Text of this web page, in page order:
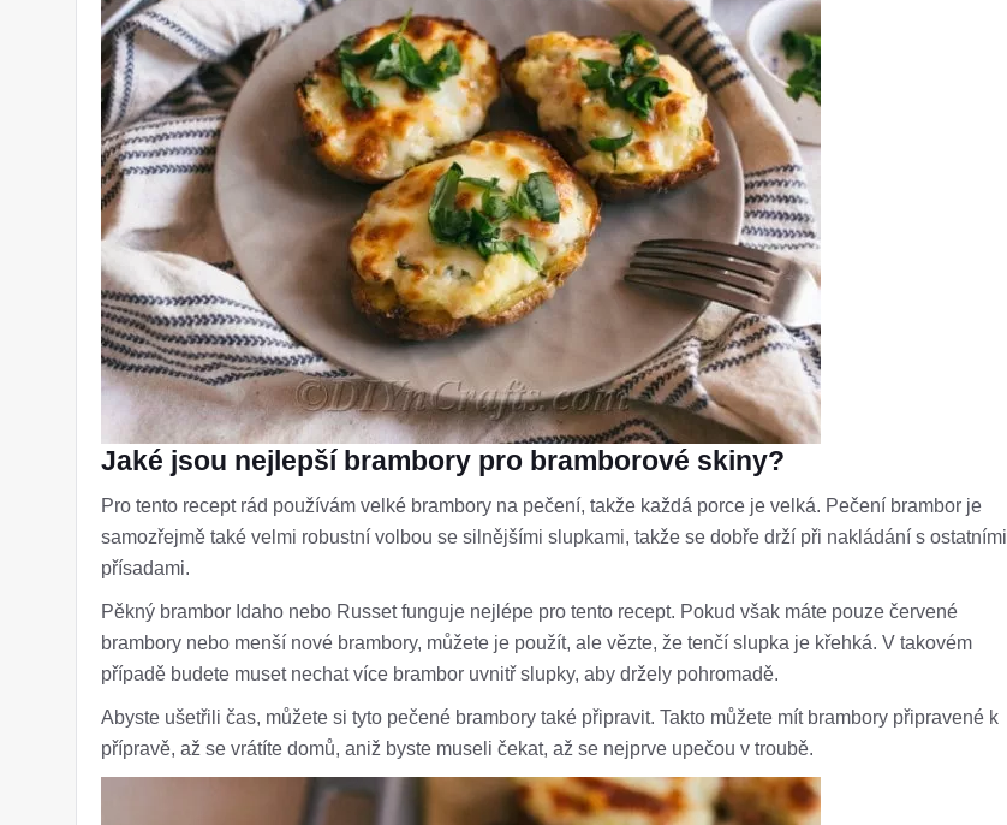
Jaké jsou nejlepší brambory pro bramborové skiny?
Pro tento recept rád používám velké brambory na pečení, takže každá porce je velká. Pečení brambor je
samozřejmě také velmi robustní volbou se silnějšími slupkami, takže se dobře drží při nakládání s ostatními
přísadami.
Pěkný brambor Idaho nebo Russet funguje nejlépe pro tento recept. Pokud však máte pouze červené
brambory nebo menší nové brambory, můžete je použít, ale vězte, že tenčí slupka je křehká. V takovém
případě budete muset nechat více brambor uvnitř slupky, aby držely pohromadě.
Abyste ušetřili čas, můžete si tyto pečené brambory také připravit. Takto můžete mít brambory připravené k
přípravě, až se vrátíte domů, aniž byste museli čekat, až se nejprve upečou v troubě.